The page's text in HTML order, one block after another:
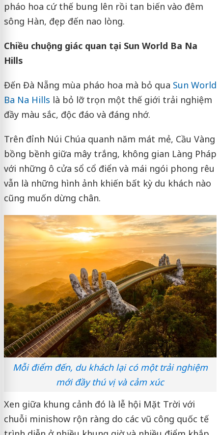
pháo hoa cứ thế bung lên rồi tan biến vào đêm
sông Hàn, đẹp đến nao lòng.
Chiều chuộng giác quan tại Sun World Ba Na
Hills
Đến Đà Nẵng mùa pháo hoa mà bỏ qua Sun World
Ba Na Hills là bỏ lỡ trọn một thế giới trải nghiệm
đầy màu sắc, độc đáo và đáng nhớ.
Trên đỉnh Núi Chúa quanh năm mát mẻ, Cầu Vàng
bồng bềnh giữa mây trắng, không gian Làng Pháp
với những ô cửa sổ cổ điển và mái ngói phong rêu
vẫn là những hình ảnh khiến bất kỳ du khách nào
cũng muốn dừng chân.
Mỗi điểm đến, du khách lại có một trải nghiệm
mới đầy thú vị và cảm xúc
Xen giữa khung cảnh đó là lễ hội Mặt Trời với
chuỗi minishow rộn ràng do các vũ công quốc tế